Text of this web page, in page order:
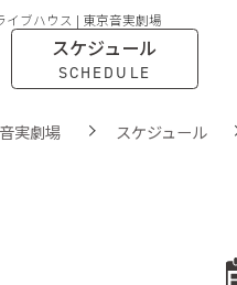
イブハウス | 東京音実劇場
スケジュール
SCHEDULE
実劇場 スケジュール